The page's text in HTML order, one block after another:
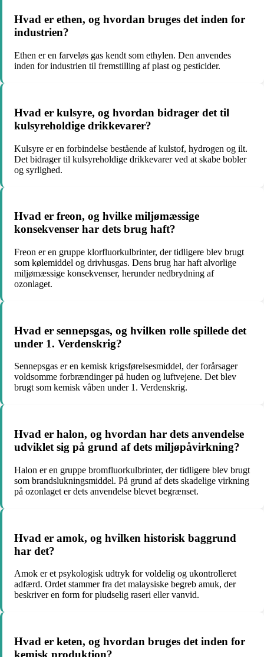
Hvad er ethen, og hvordan bruges det inden for
industrien?
Ethen er en farveløs gas kendt som ethylen. Den anvendes
inden for industrien til fremstilling af plast og pesticider.
Hvad er kulsyre, og hvordan bidrager det til
kulsyreholdige drikkevarer?
Kulsyre er en forbindelse bestående af kulstof, hydrogen og ilt.
Det bidrager til kulsyreholdige drikkevarer ved at skabe bobler
og syrlighed.
Hvad er freon, og hvilke miljømæssige
konsekvenser har dets brug haft?
Freon er en gruppe klorfluorkulbrinter, der tidligere blev brugt
som kølemiddel og drivhusgas. Dens brug har haft alvorlige
miljømæssige konsekvenser, herunder nedbrydning af
ozonlaget.
Hvad er sennepsgas, og hvilken rolle spillede det
under 1. Verdenskrig?
Sennepsgas er en kemisk krigsførelsesmiddel, der forårsager
voldsomme forbrændinger på huden og luftvejene. Det blev
brugt som kemisk våben under 1. Verdenskrig.
Hvad er halon, og hvordan har dets anvendelse
udviklet sig på grund af dets miljøpåvirkning?
Halon er en gruppe bromfluorkulbrinter, der tidligere blev brugt
som brandslukningsmiddel. På grund af dets skadelige virkning
på ozonlaget er dets anvendelse blevet begrænset.
Hvad er amok, og hvilken historisk baggrund
har det?
Amok er et psykologisk udtryk for voldelig og ukontrolleret
adfærd. Ordet stammer fra det malaysiske begreb amuk, der
beskriver en form for pludselig raseri eller vanvid.
Hvad er keten, og hvordan bruges det inden for
kemisk produktion?